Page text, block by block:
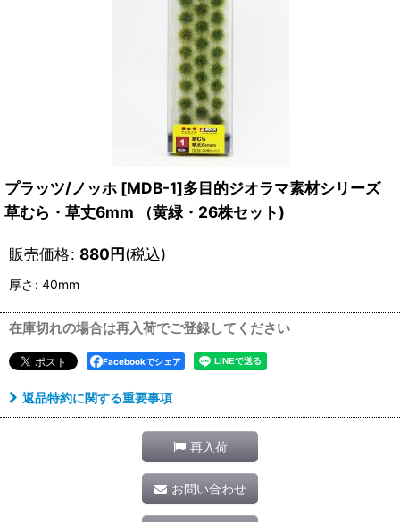
プラッツ/ノッホ [MDB-1]多目的ジオラマ素材シリーズ
草むら・草丈6mm （黄緑・26株セット)
販売価格: 880円(税込)
厚さ : 40mm
在庫切れの場合は再入荷でご登録してください
Facebookでシェア
返品特約に関する重要事項
再入荷
お問い合わせ